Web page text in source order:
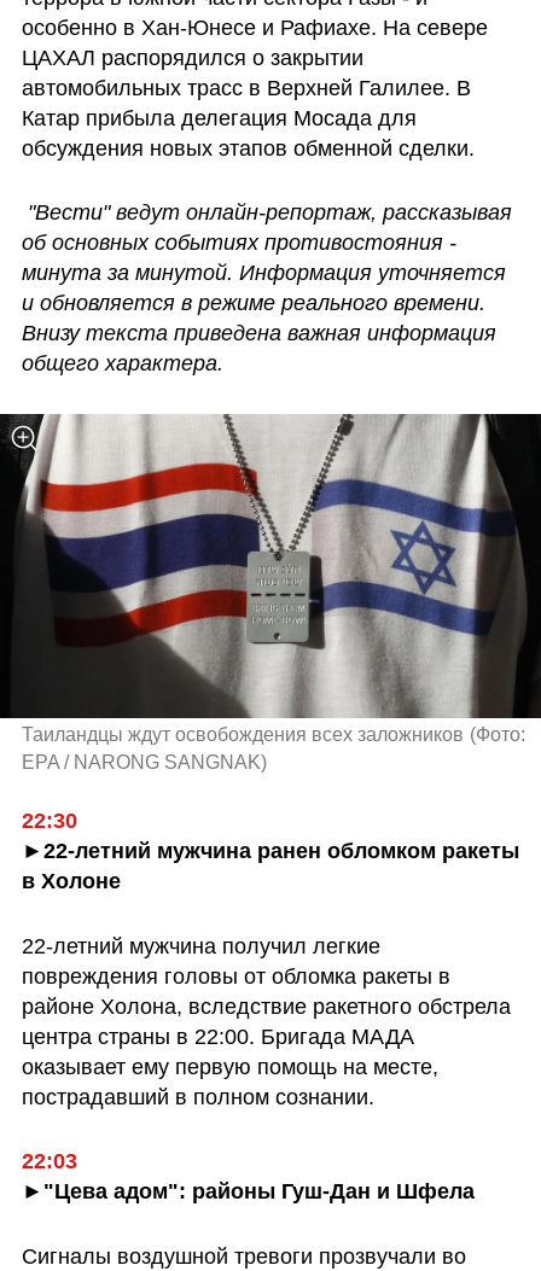
особенно в Хан-Юнесе и Рафиахе. На севере
ЦАХАЛ распорядился о закрытии
автомобильных трасс в Верхней Галилее. В
Катар прибыла делегация Мосада для
обсуждения новых этапов обменной сделки.
"Вести" ведут онлайн-репортаж, рассказывая
об основных событиях противостояния -
минута за минутой. Информация уточняется
и обновляется в режиме реального времени.
Внизу текста приведена важная информация
общего характера.
Таиландцы ждут освобождения всех заложников (Фото:
EPA / NARONG SANGNAK)
22:30
►22-летний мужчина ранен обломком ракеты
в Холоне
22-летний мужчина получил легкие
повреждения головы от обломка ракеты в
районе Холона, вследствие ракетного обстрела
центра страны в 22:00. Бригада МАДА
оказывает ему первую помощь на месте,
пострадавший в полном сознании.
22:03
►"Цева адом": районы Гуш-Дан и Шфела
Сигналы воздушной тревоги прозвучали во